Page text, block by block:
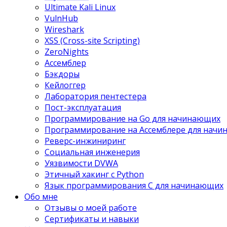
Ultimate Kali Linux
VulnHub
Wireshark
XSS (Cross-site Scripting)
ZeroNights
Ассемблер
Бэкдоры
Кейлоггер
Лаборатория пентестера
Пост-эксплуатация
Программирование на Go для начинающих
Программирование на Ассемблере для
Реверс-инжиниринг
Социальная инженерия
Уязвимости DVWA
Этичный хакинг с Python
Язык программирования С для начинающих
Обо мне
Отзывы о моей работе
Сертификаты и навыки